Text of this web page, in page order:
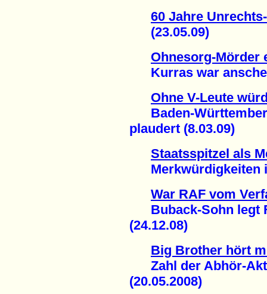
60 Jahre
(23.05.09)
Ohnesorg-Mörder
Kurras war
Ohne V-Leute
Baden-
plaudert (8.03.09)
Staatsspitzel als
Merkwürdigkeiten
War RAF vom
Buback-Sohn legt
(24.12.08)
Big Brother hört
Zahl der Abhör-
(20.05.2008)